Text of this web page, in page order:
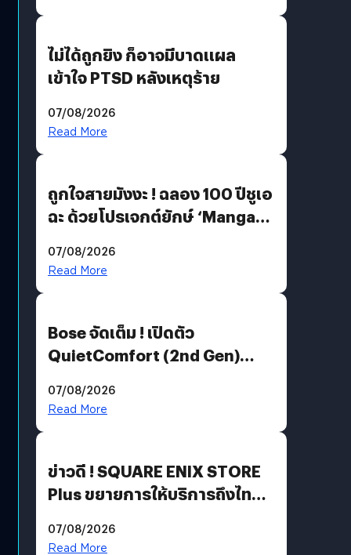
ไม่ได้ถูกยิง ก็อาจมีบาดแผล
เข้าใจ PTSD หลังเหตุร้าย
07/08/2026
Read More
ถูกใจสายมังงะ ! ฉลอง 100 ปีชูเอ
ฉะ ด้วยโปรเจกต์ยักษ์ ‘Manga
มีภาษาไทยด้วย
07/08/2026
Read More
Bose จัดเต็ม ! เปิดตัว
QuietComfort (2nd Gen)
07/08/2026
Read More
ข่าวดี ! SQUARE ENIX STORE
Plus ขยายการให้บริการถึงไทย
โดยตรง
07/08/2026
Read More